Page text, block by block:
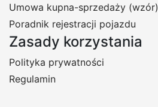
Umowa kupna-sprzedaży (wzór)
Poradnik rejestracji pojazdu
Zasady korzystania
Polityka prywatności
Regulamin